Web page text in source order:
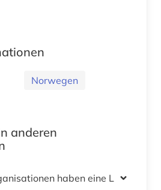
Norwegen
anderen
haben eine Lizenz